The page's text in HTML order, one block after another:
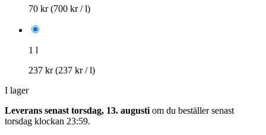
70 kr(700 kr / l)
1 l
237 kr(237 kr / l)
I lager
Leverans senast torsdag, 13. augusti om du beställer senast
torsdag klockan 23:59.